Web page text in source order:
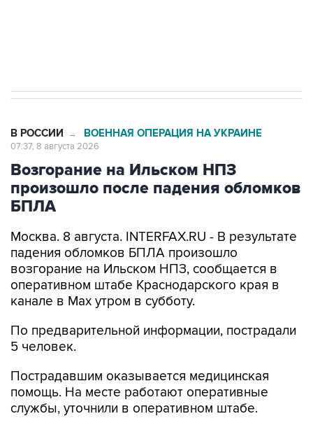
В РОССИИ → ВОЕННАЯ ОПЕРАЦИЯ НА УКРАИНЕ
07:37, 8 августа 2026
Возгорание на Ильском НПЗ
произошло после падения обломков
БПЛА
Москва. 8 августа. INTERFAX.RU - В результате
падения обломков БПЛА произошло
возгорание на Ильском НПЗ, сообщается в
оперативном штабе Краснодарского края в
канале в Max утром в субботу.
По предварительной информации, пострадали
5 человек.
Пострадавшим оказывается медицинская
помощь. На месте работают оперативные
службы, уточнили в оперативном штабе.